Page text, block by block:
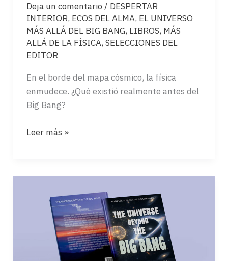
Deja un comentario / DESPERTAR
INTERIOR, ECOS DEL ALMA, EL UNIVERSO
MÁS ALLÁ DEL BIG BANG, LIBROS, MÁS
ALLÁ DE LA FÍSICA, SELECCIONES DEL
EDITOR
En el borde del mapa cósmico, la física
enmudece. ¿Qué existió realmente antes del
Big Bang?
LA
CIENCIA…
Leer más »